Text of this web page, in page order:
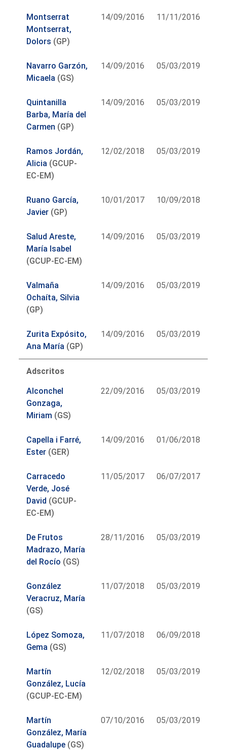
Montserrat
Montserrat,
Dolors (GP)
14/09/2016 11/11/2016
Navarro Garzón,
Micaela (GS)
14/09/2016 05/03/2019
Quintanilla
Barba, María del
Carmen (GP)
14/09/2016 05/03/2019
Ramos Jordán,
Alicia (GCUP-
EC-EM)
12/02/2018 05/03/2019
Ruano García,
Javier (GP)
10/01/2017 10/09/2018
Salud Areste,
María Isabel
(GCUP-EC-EM)
14/09/2016 05/03/2019
Valmaña
Ochaíta, Silvia
(GP)
14/09/2016 05/03/2019
Zurita Expósito,
Ana María (GP)
14/09/2016 05/03/2019
Adscritos
Alconchel
Gonzaga,
Miriam (GS)
22/09/2016 05/03/2019
Capella i Farré,
Ester (GER)
14/09/2016 01/06/2018
Carracedo
Verde, José
David (GCUP-
EC-EM)
11/05/2017 06/07/2017
De Frutos
Madrazo, María
del Rocío (GS)
28/11/2016 05/03/2019
González
Veracruz, María
(GS)
11/07/2018 05/03/2019
López Somoza,
Gema (GS)
11/07/2018 06/09/2018
Martín
González, Lucía
(GCUP-EC-EM)
12/02/2018 05/03/2019
Martín
González, María
Guadalupe (GS)
07/10/2016 05/03/2019